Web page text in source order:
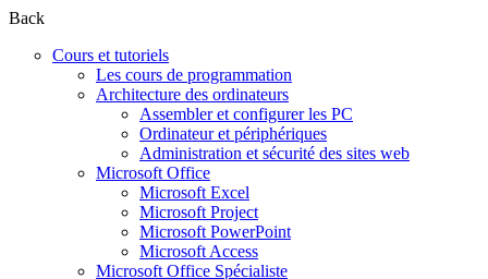
Back
Cours et tutoriels
Les cours de programmation
Architecture des ordinateurs
Assembler et configurer les PC
Ordinateur et périphériques
Administration et sécurité des sites web
Microsoft Office
Microsoft Excel
Microsoft Project
Microsoft PowerPoint
Microsoft Access
Microsoft Office Spécialiste